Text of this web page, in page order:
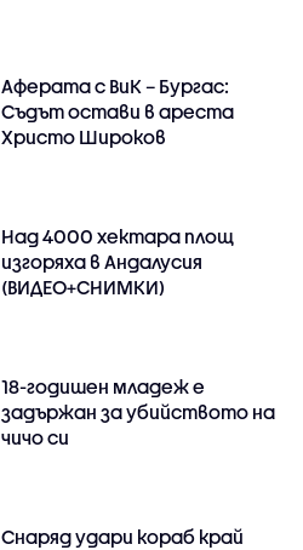
Аферата с ВиК – Бургас:
Съдът остави в ареста
Христо Широков
Над 4000 хектара площ
изгоряха в Андалусия
(ВИДЕО+СНИМКИ)
18-годишен младеж е
задържан за убийството на
чичо си
Снаряд удари кораб край